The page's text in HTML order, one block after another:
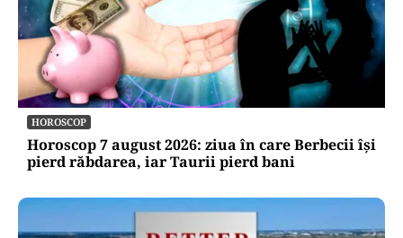
HOROSCOP
Horoscop 7 august 2026: ziua în care Berbecii își
pierd răbdarea, iar Taurii pierd bani